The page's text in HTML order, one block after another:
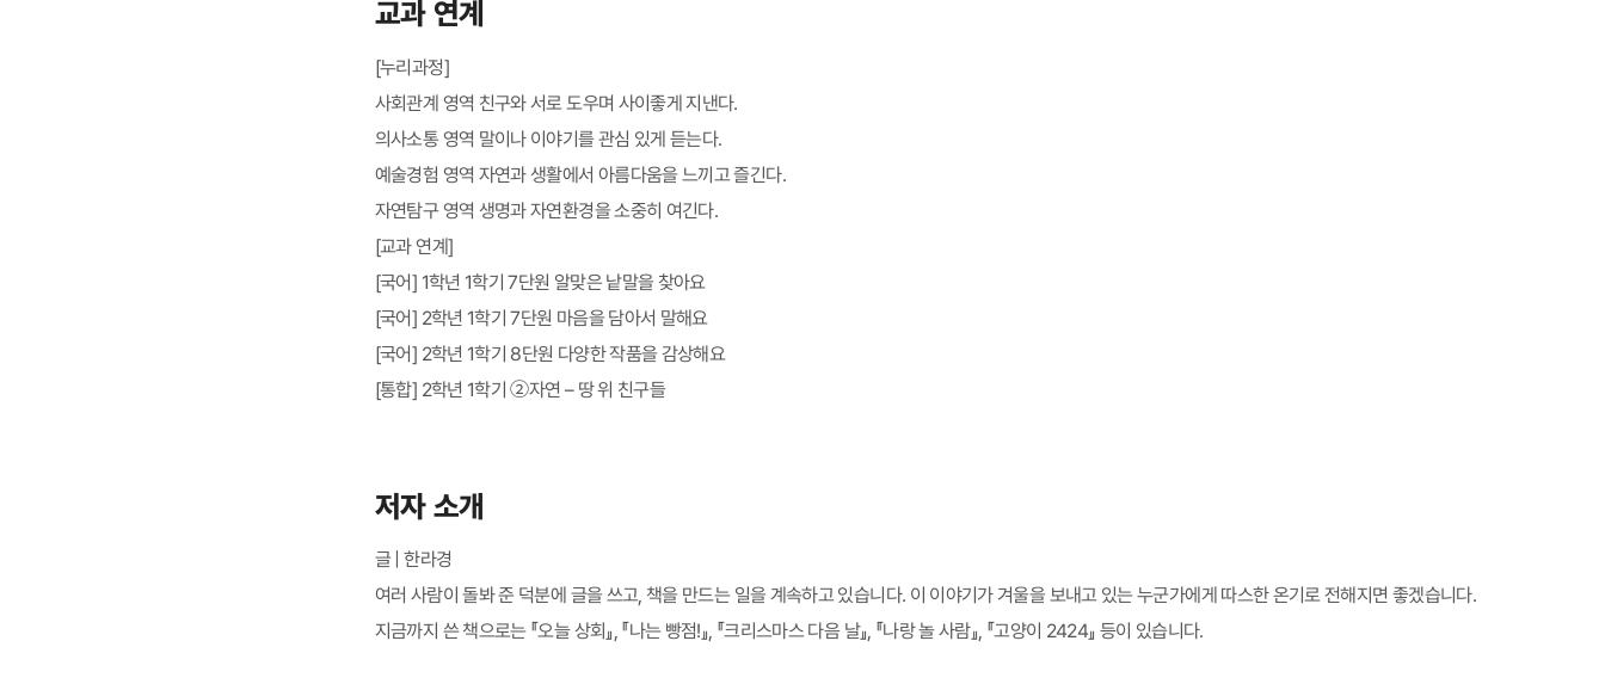
교과 연계
[누리과정]
사회관계 영역 친구와 서로 도우며 사이좋게 지낸다.
의사소통 영역 말이나 이야기를 관심 있게 듣는다.
예술경험 영역 자연과 생활에서 아름다움을 느끼고 즐긴다.
자연탐구 영역 생명과 자연환경을 소중히 여긴다.
[교과 연계]
[국어] 1학년 1학기 7단원 알맞은 낱말을 찾아요
[국어] 2학년 1학기 7단원 마음을 담아서 말해요
[국어] 2학년 1학기 8단원 다양한 작품을 감상해요
[통합] 2학년 1학기 ②자연 – 땅 위 친구들
저자 소개
글 | 한라경
여러 사람이 돌봐 준 덕분에 글을 쓰고, 책을 만드는 일을 계속하고 있습니다. 이 이야기가 겨울을 보내고 있는 누군가에게 따스한 온기로 전해지면 좋겠습니다.
지금까지 쓴 책으로는 『오늘 상회』, 『나는 빵점!』, 『크리스마스 다음 날』, 『나랑 놀 사람』, 『고양이 2424』 등이 있습니다.